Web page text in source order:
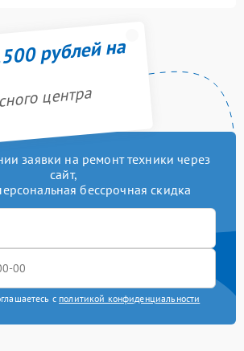
рублей на
центра
заявки на ремонт техники через
сайт,
бессрочная скидка
с политикой конфиденциальности